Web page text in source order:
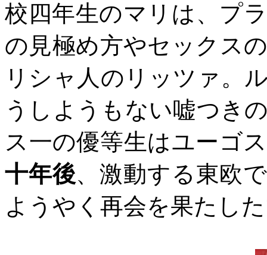
校四年生のマリは、プ
の見極め方やセックス
リシャ人のリッツァ。
うしようもない嘘つき
ス一の優等生はユーゴ
十年後、激動する東欧
ようやく再会を果たし